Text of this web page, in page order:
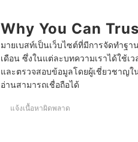
5 เลือกเลนส์ Fisheye Converter
10 เลนส์ฟิชอาย ยี่ห้อไหนดี เลนส์ซูม รับภ
Why You Can
มายเบสท์เป็นเว็บไซต์ที่มีการจัดทำฐ
เดือน ซึ่งในแต่ละบทความเราได้ใช้
และตรวจสอบข้อมูลโดยผู้เชี่ยวชาญ
อ่านสามารถเชื่อถือได้
แจ้งเนื้อหาผิดพลาด